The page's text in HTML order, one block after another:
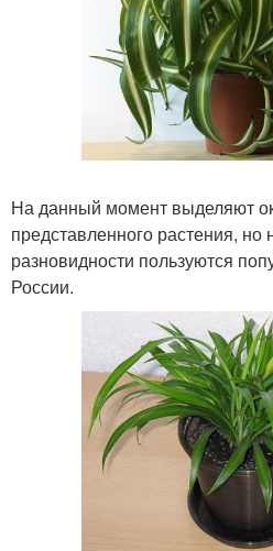
На данный момент выделяют
представленного растения, но
разновидности пользуются
России.